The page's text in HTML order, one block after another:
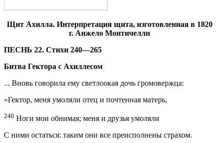
Щит Ахилла. Интерпретация щита, изготовленная в 1820
г. Анжело Монтичелли
ПЕСНЬ 22. Стихи 240—265
Битва Гектора с Ахиллесом
... Вновь говорила ему светлоокая дочь громовержца:
«Гектор, меня умоляли отец и почтенная матерь,
240 Ноги мои обнимая; меня и друзья умоляли
С ними остаться: таким они все преисполнены страхом.